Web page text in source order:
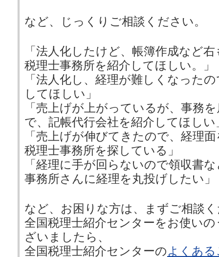
など、じっくりご相談ください。
「法人化したけど、帳簿作成など
税理士事務所を紹介してほしい。」
「法人化し、経理が難しくなった
してほしい」
「売上げが上がっているが、事務
で、記帳代行会社を紹介してほしい
「売上げが伸びてきたので、経理
税理士事務所を探している」
「経理に手が回らないので領収書
事務所さんに経理を丸投げしたい」
など、お困りな方は、まずご相談
全国税理士紹介センターをお使い
ざいましたら、
全国税理士紹介センターのよくあ